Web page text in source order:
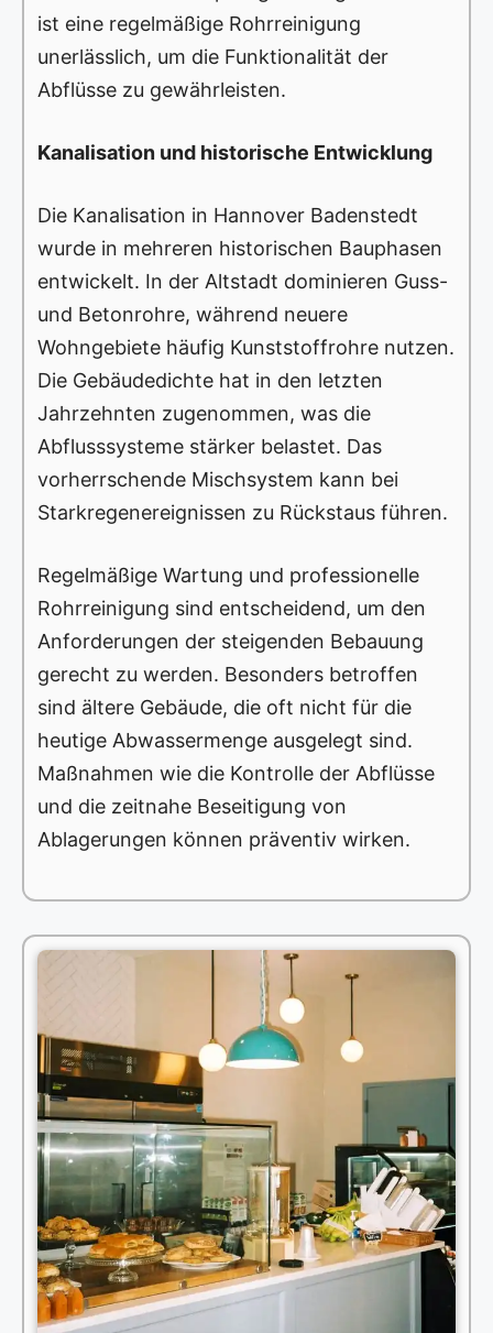
ist eine regelmäßige Rohrreinigung
unerlässlich, um die Funktionalität der
Abflüsse zu gewährleisten.
Kanalisation und historische Entwicklung
Die Kanalisation in Hannover Badenstedt
wurde in mehreren historischen Bauphasen
entwickelt. In der Altstadt dominieren Guss-
und Betonrohre, während neuere
Wohngebiete häufig Kunststoffrohre nutzen.
Die Gebäudedichte hat in den letzten
Jahrzehnten zugenommen, was die
Abflusssysteme stärker belastet. Das
vorherrschende Mischsystem kann bei
Starkregenereignissen zu Rückstaus führen.
Regelmäßige Wartung und professionelle
Rohrreinigung sind entscheidend, um den
Anforderungen der steigenden Bebauung
gerecht zu werden. Besonders betroffen
sind ältere Gebäude, die oft nicht für die
heutige Abwassermenge ausgelegt sind.
Maßnahmen wie die Kontrolle der Abflüsse
und die zeitnahe Beseitigung von
Ablagerungen können präventiv wirken.